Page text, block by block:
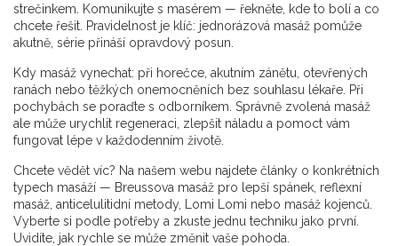
strečinkem. Komunikujte s masérem — řekněte, kde to bolí a co
chcete řešit. Pravidelnost je klíč: jednorázová masáž pomůže
akutně, série přináší opravdový posun.
Kdy masáž vynechat: při horečce, akutním zánětu, otevřených
ranách nebo těžkých onemocněních bez souhlasu lékaře. Při
pochybách se poraďte s odborníkem. Správně zvolená masáž
ale může urychlit regeneraci, zlepšit náladu a pomoct vám
fungovat lépe v každodenním životě.
Chcete vědět víc? Na našem webu najdete články o konkrétních
typech masáží — Breussova masáž pro lepší spánek, reflexní
masáž, anticelulitidní metody, Lomi Lomi nebo masáž kojenců.
Vyberte si podle potřeby a zkuste jednu techniku jako první.
Uvidíte, jak rychle se může změnit vaše pohoda.